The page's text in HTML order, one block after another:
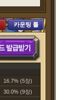
카운팅 툴
16.7% (5장)
30.0% (9장)